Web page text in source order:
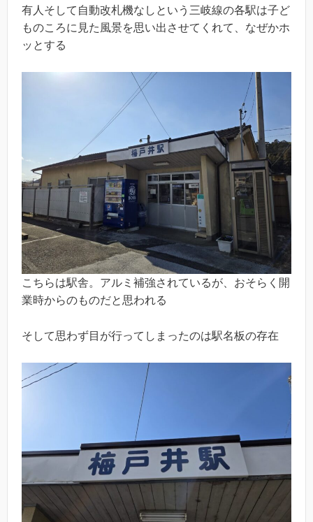
有人そして自動改札機なしという三岐線の各駅は子ど
ものころに見た風景を思い出させてくれて、なぜかホ
ッとする
こちらは駅舎。アルミ補強されているが、おそらく開
業時からのものだと思われる
そして思わず目が行ってしまったのは駅名板の存在